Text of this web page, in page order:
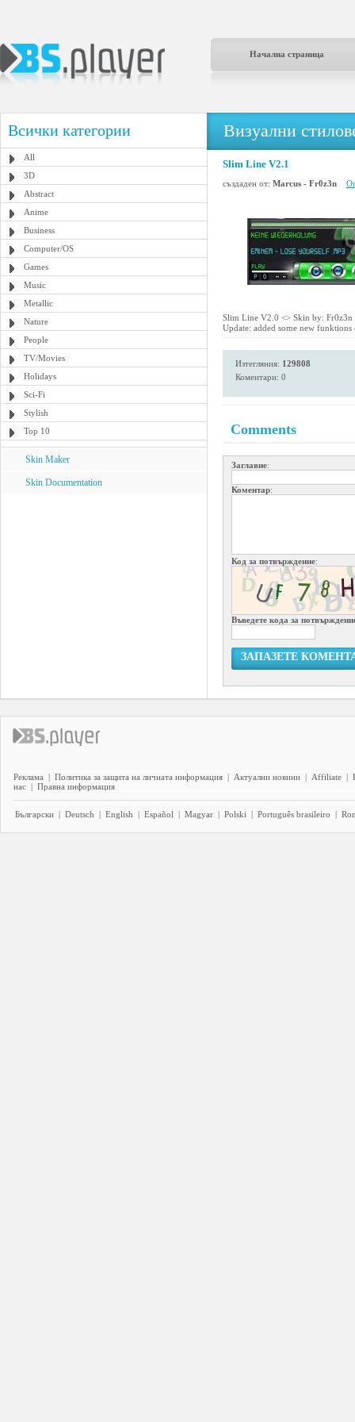
Начална страница
Всички категории
All
3D
Abstract
Anime
Business
Computer/OS
Games
Music
Metallic
Nature
People
TV/Movies
Holidays
Sci-Fi
Stylish
Top 10
Skin Maker
Skin Documentation
Визуални
Slim Line V2.1
създаден от: Marcus - Fr0z3n
Slim Line V2.0 <> Skin by: Fr0z3n
Update: added some new
Изтегляния: 129808
Коментари: 0
Comments
Заглавие:
Коментар:
Код за потвърждение:
Въведете кода за
ЗАПАЗЕТЕ
Реклама | Политика за защита на личната информация | Актуални новини | Affiliate |
нас | Правна информация
Български | Deutsch | English | Español | Magyar | Polski | Português brasileiro |